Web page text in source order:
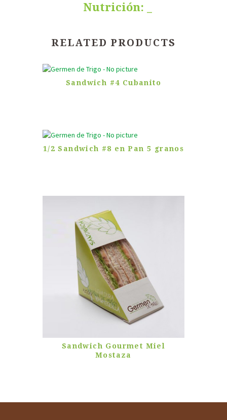
Nutrición: _
RELATED PRODUCTS
Sandwich #4 Cubanito
1/2 Sandwich #8 en Pan 5 granos
Sandwich Gourmet Miel
Mostaza